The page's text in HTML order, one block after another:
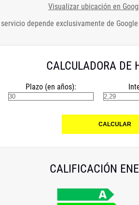
Visualizar ubicación en
depende exclusivamente de
CALCULADORA DE
Plazo (en años):
CALIFICACIÓN